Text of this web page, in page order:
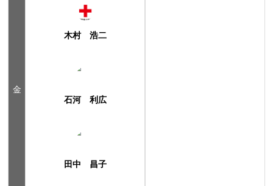
金
木村 浩二
石河 利広
田中 昌子